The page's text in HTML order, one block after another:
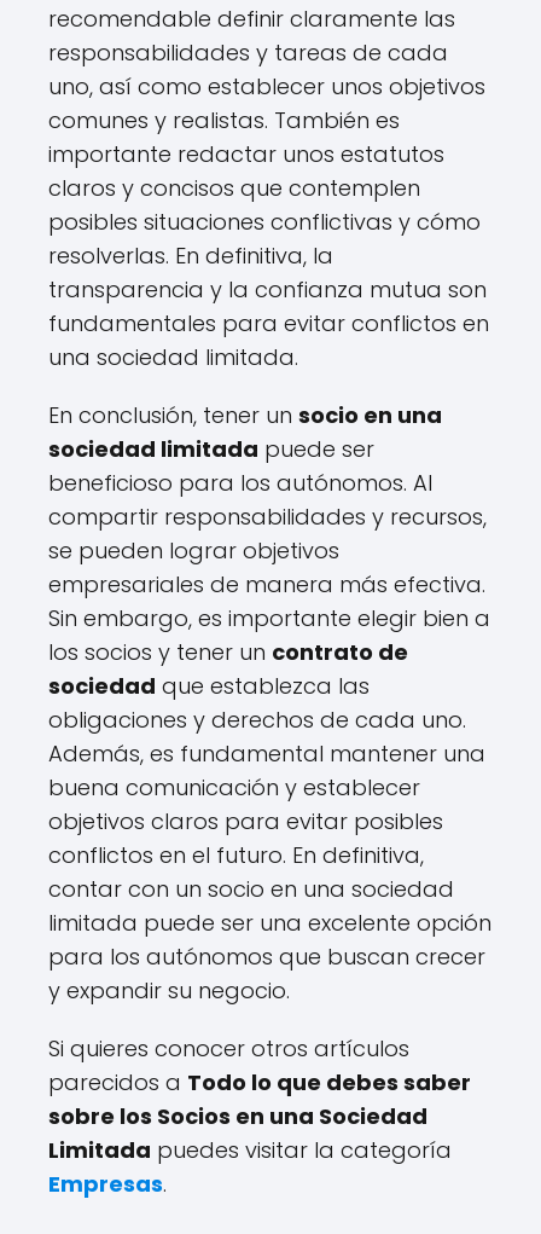
recomendable definir claramente las
responsabilidades y tareas de cada
uno, así como establecer unos objetivos
comunes y realistas. También es
importante redactar unos estatutos
claros y concisos que contemplen
posibles situaciones conflictivas y cómo
resolverlas. En definitiva, la
transparencia y la confianza mutua son
fundamentales para evitar conflictos en
una sociedad limitada.
En conclusión, tener un socio en una
sociedad limitada puede ser
beneficioso para los autónomos. Al
compartir responsabilidades y recursos,
se pueden lograr objetivos
empresariales de manera más efectiva.
Sin embargo, es importante elegir bien a
los socios y tener un contrato de
sociedad que establezca las
obligaciones y derechos de cada uno.
Además, es fundamental mantener una
buena comunicación y establecer
objetivos claros para evitar posibles
conflictos en el futuro. En definitiva,
contar con un socio en una sociedad
limitada puede ser una excelente opción
para los autónomos que buscan crecer
y expandir su negocio.
Si quieres conocer otros artículos
parecidos a Todo lo que debes saber
sobre los Socios en una Sociedad
Limitada puedes visitar la categoría
Empresas.